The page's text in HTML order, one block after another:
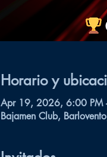
Horario y
Apr 19, 2026, 6:00
Bajamen Club,